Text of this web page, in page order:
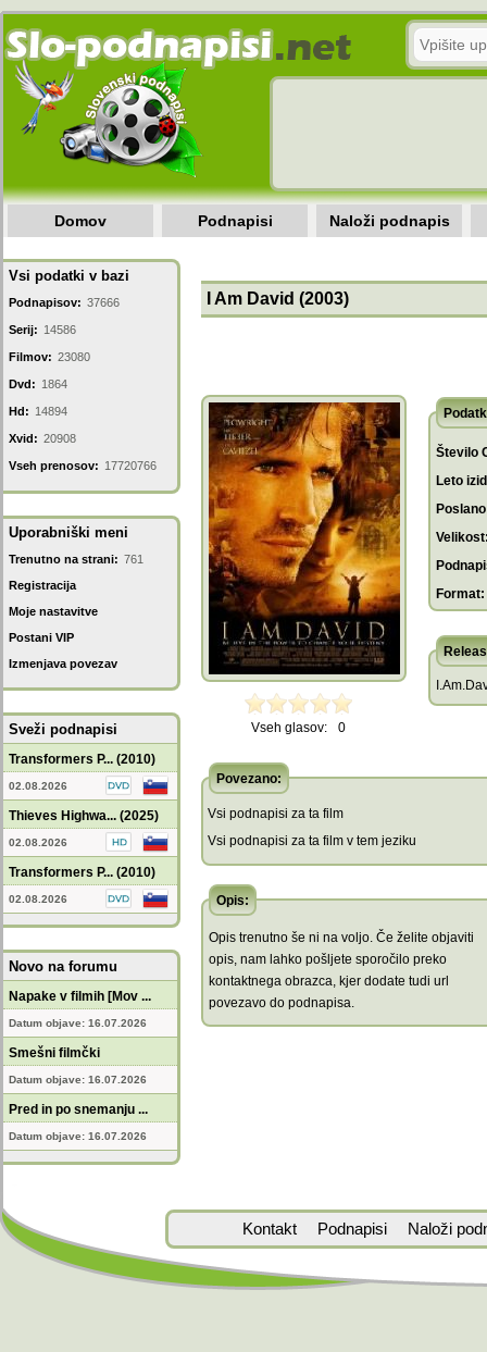
Domov Podnapisi Naloži podnapis
Vsi podatki v bazi
Podnapisov: 37666
Serij: 14586
Filmov: 23080
Dvd: 1864
Hd: 14894
Xvid: 20908
Vseh prenosov: 17720766
Uporabniški meni
Trenutno na strani: 761
Registracija
Moje nastavitve
Postani VIP
Izmenjava povezav
Sveži podnapisi
Transformers P... (2010)
02.08.2026
Thieves Highwa... (2025)
02.08.2026
Transformers P... (2010)
02.08.2026
Novo na forumu
Napake v filmih [Mov ...
Datum objave: 16.07.2026
Smešni filmčki
Datum objave: 16.07.2026
Pred in po snemanju ...
Datum objave: 16.07.2026
I Am David (2003)
Vseh glasov: 0
Število
Leto
Format:
Povezano:
Vsi podnapisi za ta film
Vsi podnapisi za ta film v tem jeziku
Opis:
Opis trenutno še ni na voljo. Če želite objaviti
opis, nam lahko pošljete sporočilo preko
kontaktnega obrazca, kjer dodate tudi url
povezavo do podnapisa.
Kontakt Podnapisi Naloži